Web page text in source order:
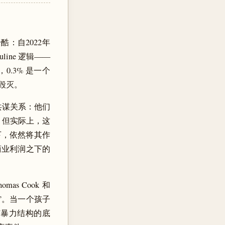
：自2022年
逻辑——
0.3% 是一个
。
关系：他们
实际上，这
依然将其作
利润之下的
Cook 和
当一个孩子
力结构的底